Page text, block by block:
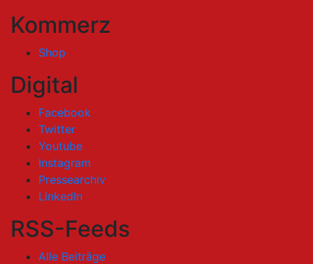
Kommerz
Shop
Digital
Facebook
Twitter
Youtube
Instagram
Pressearchiv
LinkedIn
RSS-Feeds
Alle Beiträge